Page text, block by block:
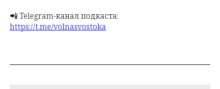
📲 Telegram-канал подкаста:
https://t.me/volnasvostoka